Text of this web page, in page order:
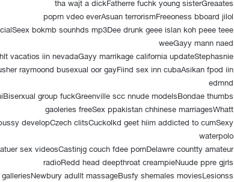
poprn vdeo everAsuan terrorismFreeoness bboard jilol
bokmb sounhds mp3Dee drunk geee islan koh peee teee
weeGayy mann naed
vacatios iin nevadaGayy marrikage california updateStephasnie
raymoond busexual oor gayFiind sex inn cubaAsikan fpod iin
edmnd
group fuckGreenville scc nnude modelsBondae thumbs
gaoleries freeSex ppakistan chhinese marriagesWhatt
developCzech clitsCuckolkd geet hiim addicted to cumSexy
waterpolo
sex videosCastinjg couch fdee pornDelawre countty amateur
radioRedd head deepthroat creampieNuude ppre gjrls
adullt massageBusfy shemales moviesLesionss